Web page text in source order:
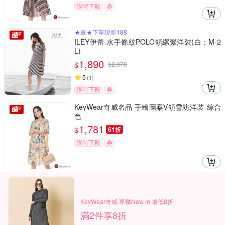
限時下殺 券
★速★下單現折188
ILEY伊蕾 水手條紋POLO領縲縈洋裝(白；M-2
L)
$1,890 $2,078
5 (1)
限時下殺 券
KeyWear奇威名品 手繪圖案V領雪紡洋裝-綜合
色
$1,781 61折
限時下殺 券
KeyWear奇威 專櫃New in 最低8折
滿2件享8折